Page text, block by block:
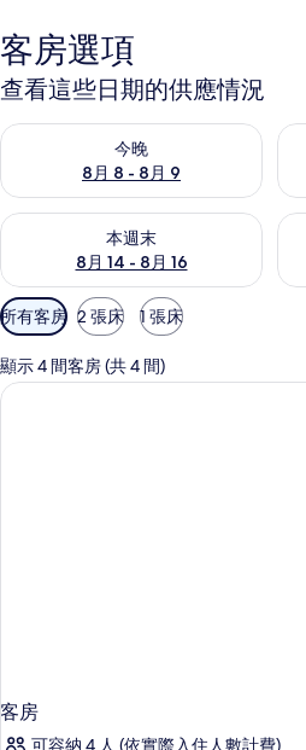
客房選項
查看這些日期的供應情況
今晚
8月 8 - 8月 9
查看今晚 (8月 8 - 8月 9) 的供應情況查
本週末
8月 14 - 8月 16
查看本週末 (8月 14 - 8月 16) 的供應查
可
用
的
客
所有客房 2 張床 1 張床
顯示 4 間客房 (共 4 間)
客房
可容納 4 人 (依實際入住人數計費)